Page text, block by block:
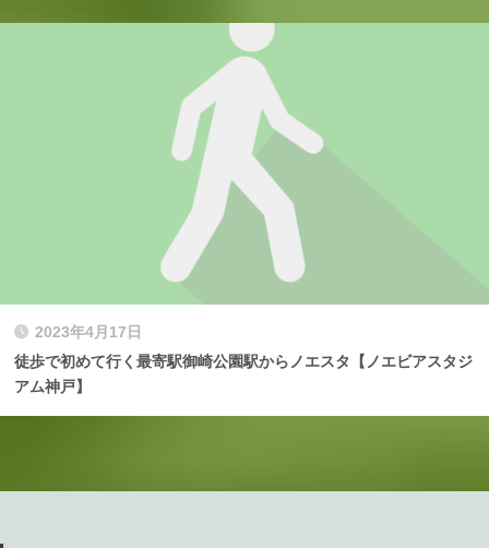
2023年4月17日
徒歩で初めて行く最寄駅御崎公園駅からノエスタ【ノエビアスタジ
アム神戸】